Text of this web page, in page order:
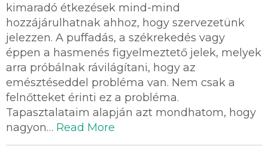
kimaradó étkezések mind-mind
hozzájárulhatnak ahhoz, hogy szervezetünk
jelezzen. A puffadás, a székrekedés vagy
éppen a hasmenés figyelmeztető jelek, melyek
arra próbálnak rávilágítani, hogy az
emésztéseddel probléma van. Nem csak a
felnőtteket érinti ez a probléma.
Tapasztalataim alapján azt mondhatom, hogy
nagyon… Read More